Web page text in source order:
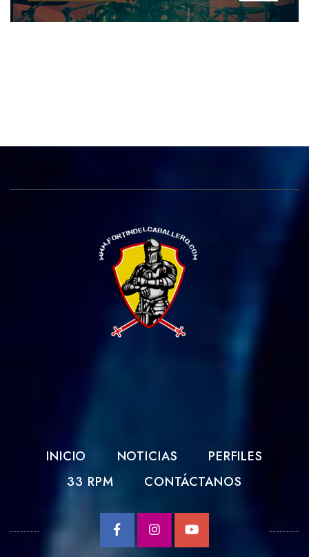
INICIO NOTICIAS
PERFILES
33 RPM
CONTÁCTANOS